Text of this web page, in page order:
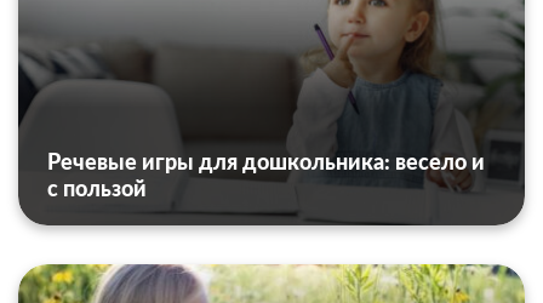
Речевые игры для дошкольника: весело и
с пользой